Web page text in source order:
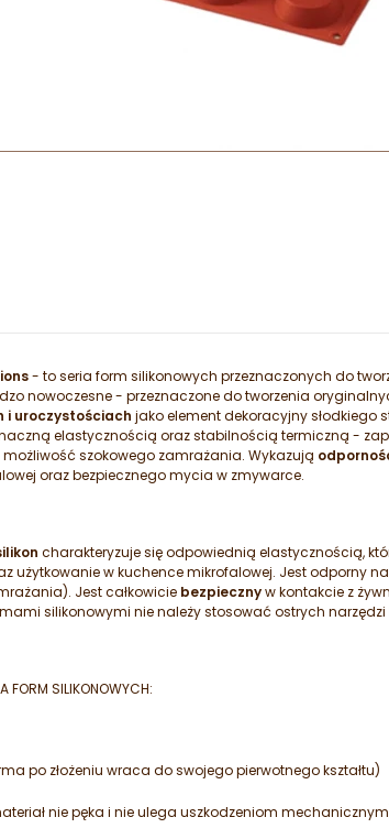
- to seria form silikonowych przeznaczonych do
nowoczesne - przeznaczone do tworzenia
i uroczystościach jako element dekoracyjny słodkiego
elastycznością oraz stabilnością termiczną -
szokowego zamrażania. Wykazują
oraz bezpiecznego mycia w zmywarce.
charakteryzuje się odpowiednią elastycznością,
użytkowanie w kuchence mikrofalowej. Jest odporny
Jest całkowicie bezpiecznyw kontakcie z
silikonowymi nie należy stosować ostrych
FORM SILIKONOWYCH:
po złożeniu wraca do swojego pierwotnego kształtu)
nie pęka i nie ulega uszkodzeniom